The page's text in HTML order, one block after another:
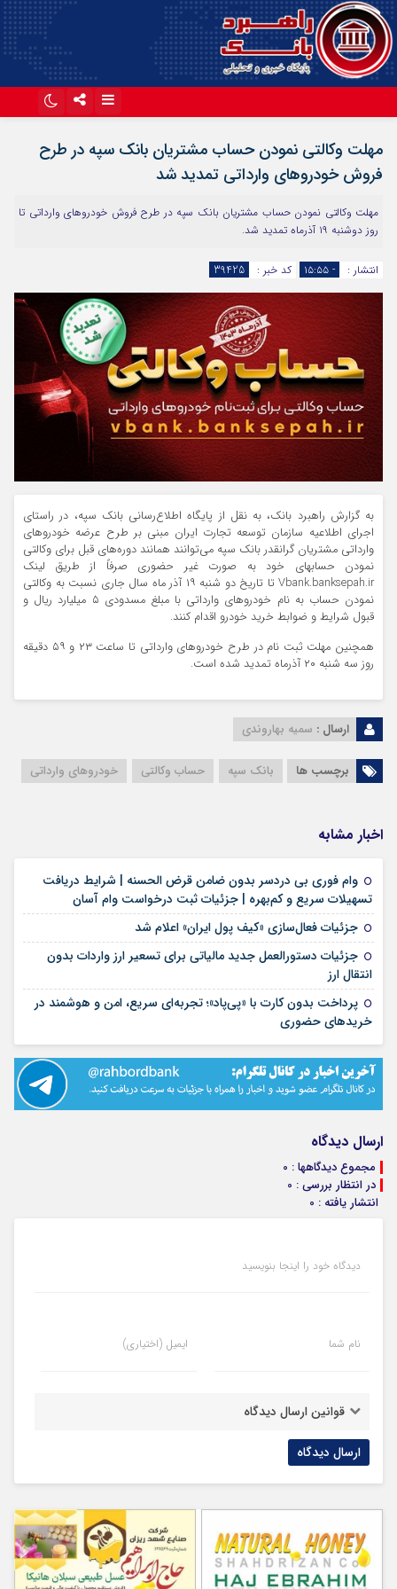
آپارات
مهلت وکالتی نمودن حساب مشتریان بانک سپه در طرح
فروش خودروهای وارداتی تمدید شد
مهلت وکالتی نمودن حساب مشتریان بانک سپه در طرح فروش خودروهای وارداتی تا
روز دوشنبه ۱۹ آذرماه تمدید شد.
انتشار : - ۱۵:۵۵ کد خبر : 39425
به گزارش راهبرد بانک، به‌ نقل از پایگاه اطلاع‌رسانی بانک سپه، در راستای
اجرای اطلاعیه سازمان توسعه تجارت ایران مبنی بر طرح عرضه خودروهای
وارداتی مشتریان گرانقدر بانک سپه می‌توانند همانند دوره‌های قبل برای وکالتی
نمودن حسابهای خود به صورت غیر حضوری صرفاً از طریق لینک
Vbank.banksepah.ir تا تاریخ دو شنبه ۱۹ آذر ماه سال جاری نسبت به وکالتی
نمودن حساب به نام خودروهای وارداتی با مبلغ مسدودی ۵ میلیارد ریال و
قبول شرایط و ضوابط خرید خودرو اقدام کنند.
همچنین مهلت ثبت نام در طرح خودروهای وارداتی تا ساعت ۲۳ و ۵۹ دقیقه
روز سه شنبه ۲۰ آذرماه تمدید شده است.
ارسال : سمیه بهاروندی
برچسب ها بانک سپه حساب وکالتی خودروهای وارداتی
اخبار مشابه
وام فوری بی دردسر بدون ضامن قرض الحسنه | شرایط دریافت
تسهیلات سریع و کم‌بهره | جزئیات ثبت درخواست وام آسان
جزئیات فعال‌سازی «کیف پول ایران» اعلام شد
جزئیات دستورالعمل جدید مالیاتی برای تسعیر ارز واردات بدون
انتقال ارز
پرداخت بدون کارت با «پی‌پاد»؛ تجربه‌ای سریع، امن و هوشمند در
خریدهای حضوری
ارسال دیدگاه
مجموع دیدگاهها : 0
در انتظار بررسی : 0
انتشار یافته : 0
دیدگاه خود را اینجا بنویسید
نام شما ایمیل (اختیاری)
قوانین ارسال دیدگاه